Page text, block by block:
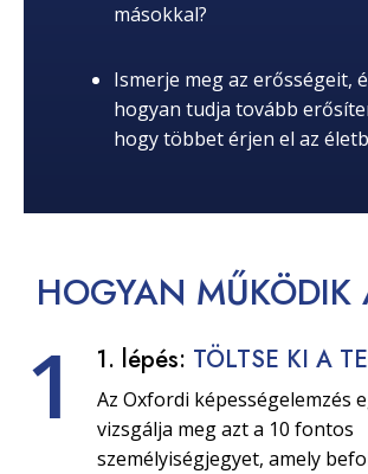
másokkal?
Ismerje meg az erősségeit,
hogyan tudja tovább
hogy többet érjen el az
HOGYAN MŰKÖDIK
1 1. lépés: TÖLTSE KI A
Az Oxfordi képességelemzés
vizsgálja meg azt a 10 fontos
személyiségjegyet, amely